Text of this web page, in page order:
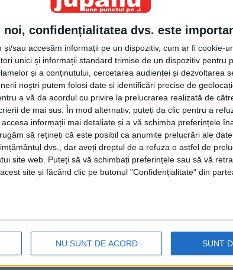
noi, confidențialitatea dvs. este
și/sau accesăm informații pe un dispozitiv, cum ar fi cookie-
unici și informații standard trimise de un dispozitiv pentru
și a conținutului, cercetarea audienței și dezvoltarea
noștri putem folosi date și identificări precise de
a vă da acordul cu privire la prelucrarea realizată de
de mai sus. În mod alternativ, puteți da clic pentru a
informații mai detaliate și a vă schimba preferințele
să rețineți că este posibil ca anumite prelucrări ale
dvs., dar aveți dreptul de a refuza o astfel de
site web. Puteți să vă schimbați preferințele sau să vă
site și făcând clic pe butonul "Confidențialitate" din
NU SUNT DE ACORD SUNT
Tatiana Vîntur, a prezentat calendarul
ori că dacă iei Bac-ul poți ajunge departe.
nu și-au propus niciodată să ajungă în